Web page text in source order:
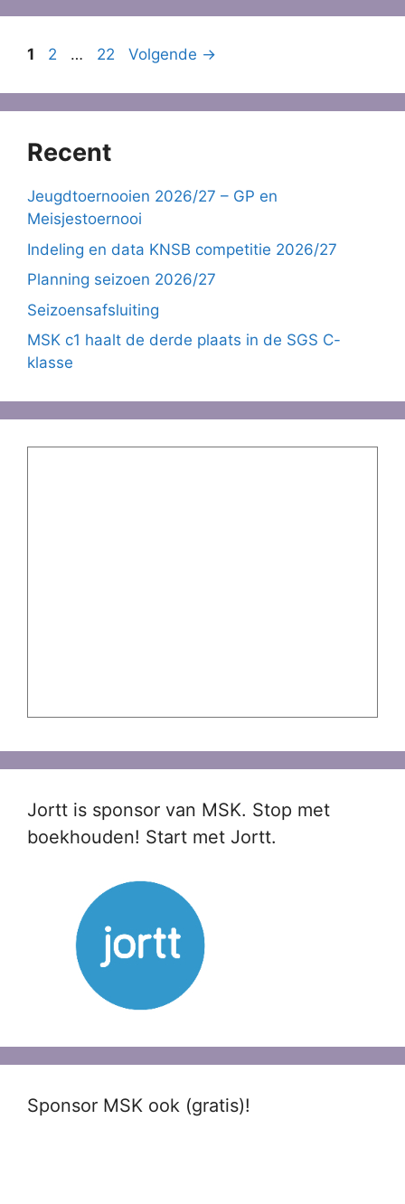
Pagina
1 Pagina
2 … Pagina
22 Volgende →
Recent
Jeugdtoernooien 2026/27 – GP en
Meisjestoernooi
Indeling en data KNSB competitie 2026/27
Planning seizoen 2026/27
Seizoensafsluiting
MSK c1 haalt de derde plaats in de SGS C-
klasse
Jortt is sponsor van MSK. Stop met
boekhouden! Start met Jortt.
Sponsor MSK ook (gratis)!